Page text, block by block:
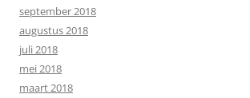
september 2018
augustus 2018
juli 2018
mei 2018
maart 2018